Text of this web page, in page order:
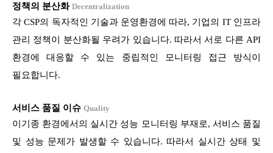
정책의 분산화Decentralization
각 CSP의 독자적인 기술과 운영환경에 따라, 기업의 IT 인프라
관리 정책이 분산화될 우려가 있습니다. 따라서 서로 다른 API
환경에 대응할 수 있는 중립적인 모니터링 접근 방식이
필요합니다.
서비스 품질 이슈Quality
이기종 환경에서의 실시간 성능 모니터링 부재로, 서비스 품질
및 성능 문제가 발생할 수 있습니다. 따라서 실시간 상태 및